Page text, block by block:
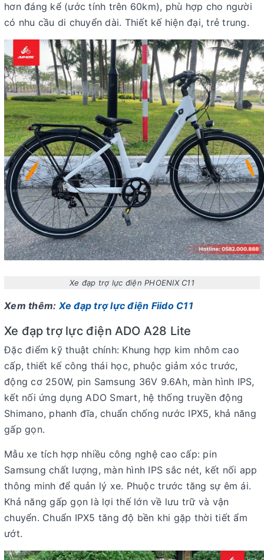
hơn đáng kể (ước tính trên 60km), phù hợp cho người
có nhu cầu di chuyển dài. Thiết kế hiện đại, trẻ trung.
Xe đạp trợ lực điện PHOENIX C11
Xem thêm: Xe đạp trợ lực điện Fiido C11
Xe đạp trợ lực điện ADO A28 Lite
Đặc điểm kỹ thuật chính: Khung hợp kim nhôm cao
cấp, thiết kế công thái học, phuộc giảm xóc trước,
động cơ 250W, pin Samsung 36V 9.6Ah, màn hình IPS,
kết nối ứng dụng ADO Smart, hệ thống truyền động
Shimano, phanh đĩa, chuẩn chống nước IPX5, khả năng
gấp gọn.
Mẫu xe tích hợp nhiều công nghệ cao cấp: pin
Samsung chất lượng, màn hình IPS sắc nét, kết nối app
thông minh để quản lý xe. Phuộc trước tăng sự êm ái.
Khả năng gấp gọn là lợi thế lớn về lưu trữ và vận
chuyển. Chuẩn IPX5 tăng độ bền khi gặp thời tiết ẩm
ướt.